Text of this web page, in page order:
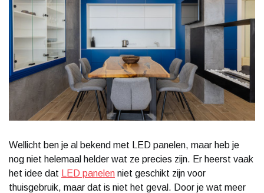
Wellicht ben je al bekend met LED panelen, maar heb je
nog niet helemaal helder wat ze precies zijn. Er heerst vaak
het idee dat
LED panelen niet geschikt zijn voor
thuisgebruik, maar dat is niet het geval. Door je wat meer